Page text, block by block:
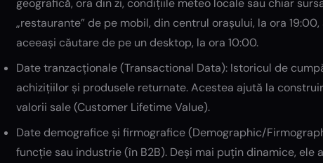
geografică, ora din zi, condițiile meteo locale sau chiar
„restaurante” de pe mobil, din centrul orașului, la ora
aceeași căutare de pe un desktop, la ora 10:00.
Date tranzacționale (Transactional Data): Istoricul de
achizițiilor și produsele returnate. Acestea ajută la
valorii sale (Customer Lifetime Value).
Date demografice și firmografice (Demographic/
funcție sau industrie (în B2B). Deși mai puțin dinamice,